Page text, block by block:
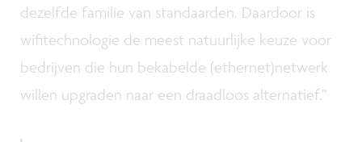
dezelfde familie van standaarden. Daardoor is
wifitechnologie de meest natuurlijke keuze voor
bedrijven die hun bekabelde (ethernet)netwerk
willen upgraden naar een draadloos alternatief.”